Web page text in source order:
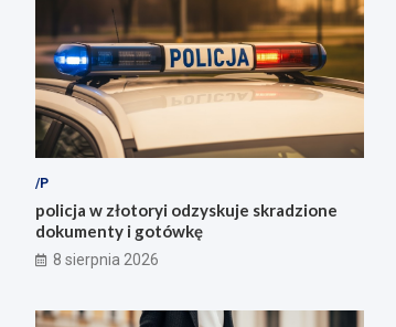
/P
policja w złotoryi odzyskuje skradzione
dokumenty i gotówkę
8 sierpnia 2026